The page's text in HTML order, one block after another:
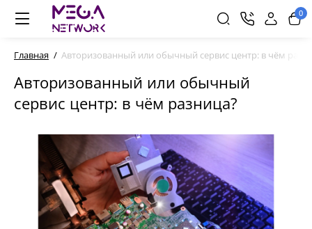
0
Главная Авторизованный или обычный сервис центр: в чём
Авторизованный или обычный
сервис центр: в чём разница?